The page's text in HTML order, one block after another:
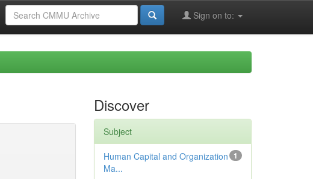
Sign on to:
Discover
Subject
1
Human Capital and Organization
Ma...